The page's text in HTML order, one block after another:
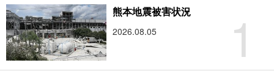
1
熊本地震被害状況
2026.08.05